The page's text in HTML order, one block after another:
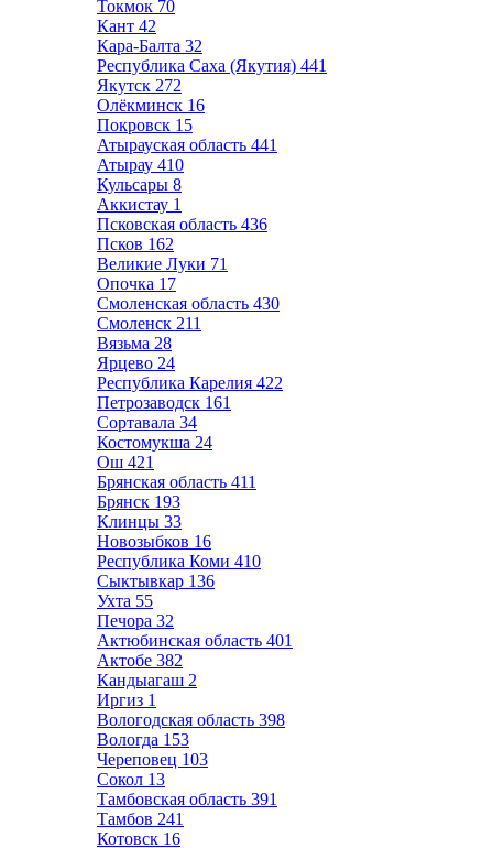
Токмок 70
Кант 42
Кара-Балта 32
Республика Саха (Якутия) 441
Якутск 272
Олёкминск 16
Покровск 15
Атырауская область 441
Атырау 410
Кульсары 8
Аккистау 1
Псковская область 436
Псков 162
Великие Луки 71
Опочка 17
Смоленская область 430
Смоленск 211
Вязьма 28
Ярцево 24
Республика Карелия 422
Петрозаводск 161
Сортавала 34
Костомукша 24
Ош 421
Брянская область 411
Брянск 193
Клинцы 33
Новозыбков 16
Республика Коми 410
Сыктывкар 136
Ухта 55
Печора 32
Актюбинская область 401
Актобе 382
Кандыагаш 2
Иргиз 1
Вологодская область 398
Вологда 153
Череповец 103
Сокол 13
Тамбовская область 391
Тамбов 241
Котовск 16